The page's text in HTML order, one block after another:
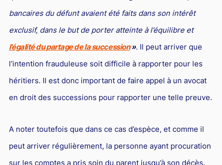
bancaires du défunt avaient été faits dans son intérêt
exclusif, dans le but de porter atteinte à l’équilibre et
l’égalité du partage de la succession». Il peut arriver que
l’intention frauduleuse soit difficile à rapporter pour les
héritiers. Il est donc important de faire appel à un avocat
en droit des successions pour rapporter une telle preuve.
A noter toutefois que dans ce cas d’espèce, et comme il
peut arriver régulièrement, la personne ayant procuration
sur les comptes a pris soin du parent jusqu’à son décès.